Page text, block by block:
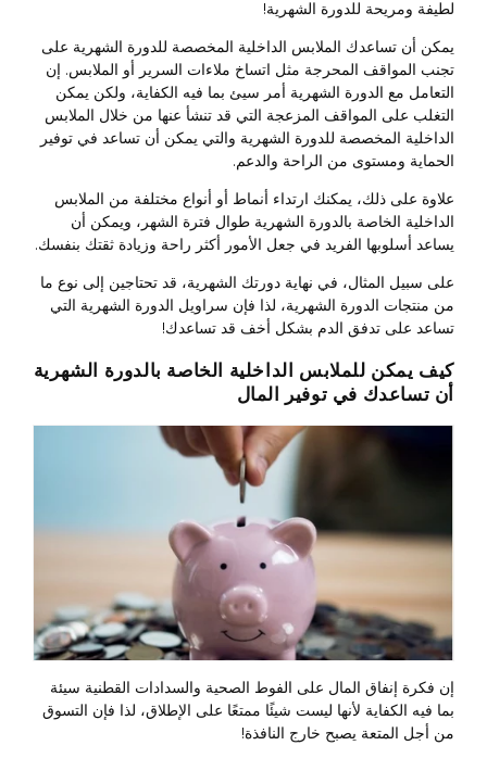
لطيفة ومريحة للدورة الشهرية!
يمكن أن تساعدك الملابس الداخلية المخصصة للدورة الشهرية على
تجنب المواقف المحرجة مثل اتساخ ملاءات السرير أو الملابس. إن
التعامل مع الدورة الشهرية أمر سيئ بما فيه الكفاية، ولكن يمكن
التغلب على المواقف المزعجة التي قد تنشأ عنها من خلال الملابس
الداخلية المخصصة للدورة الشهرية والتي يمكن أن تساعد في توفير
الحماية ومستوى من الراحة والدعم.
علاوة على ذلك، يمكنك ارتداء أنماط أو أنواع مختلفة من الملابس
الداخلية الخاصة بالدورة الشهرية طوال فترة الشهر، ويمكن أن
يساعد أسلوبها الفريد في جعل الأمور أكثر راحة وزيادة ثقتك بنفسك.
على سبيل المثال، في نهاية دورتك الشهرية، قد تحتاجين إلى نوع ما
من منتجات الدورة الشهرية، لذا فإن سراويل الدورة الشهرية التي
تساعد على تدفق الدم بشكل أخف قد تساعدك!
كيف يمكن للملابس الداخلية الخاصة بالدورة الشهرية
أن تساعدك في توفير المال
إن فكرة إنفاق المال على الفوط الصحية والسدادات القطنية سيئة
بما فيه الكفاية لأنها ليست شيئًا ممتعًا على الإطلاق، لذا فإن التسوق
من أجل المتعة يصبح خارج النافذة!